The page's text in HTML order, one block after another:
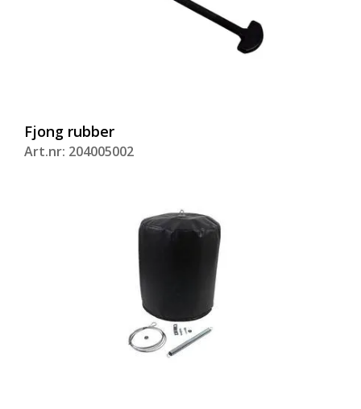
Fjong rubber
Art.nr: 204005002